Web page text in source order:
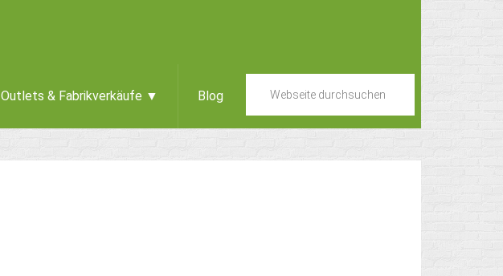
Outlets & Fabrikverkäufe ▼ Blog